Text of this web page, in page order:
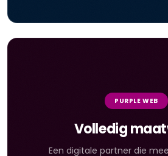
PURPLE WEB
Volledig
Een digitale partner die